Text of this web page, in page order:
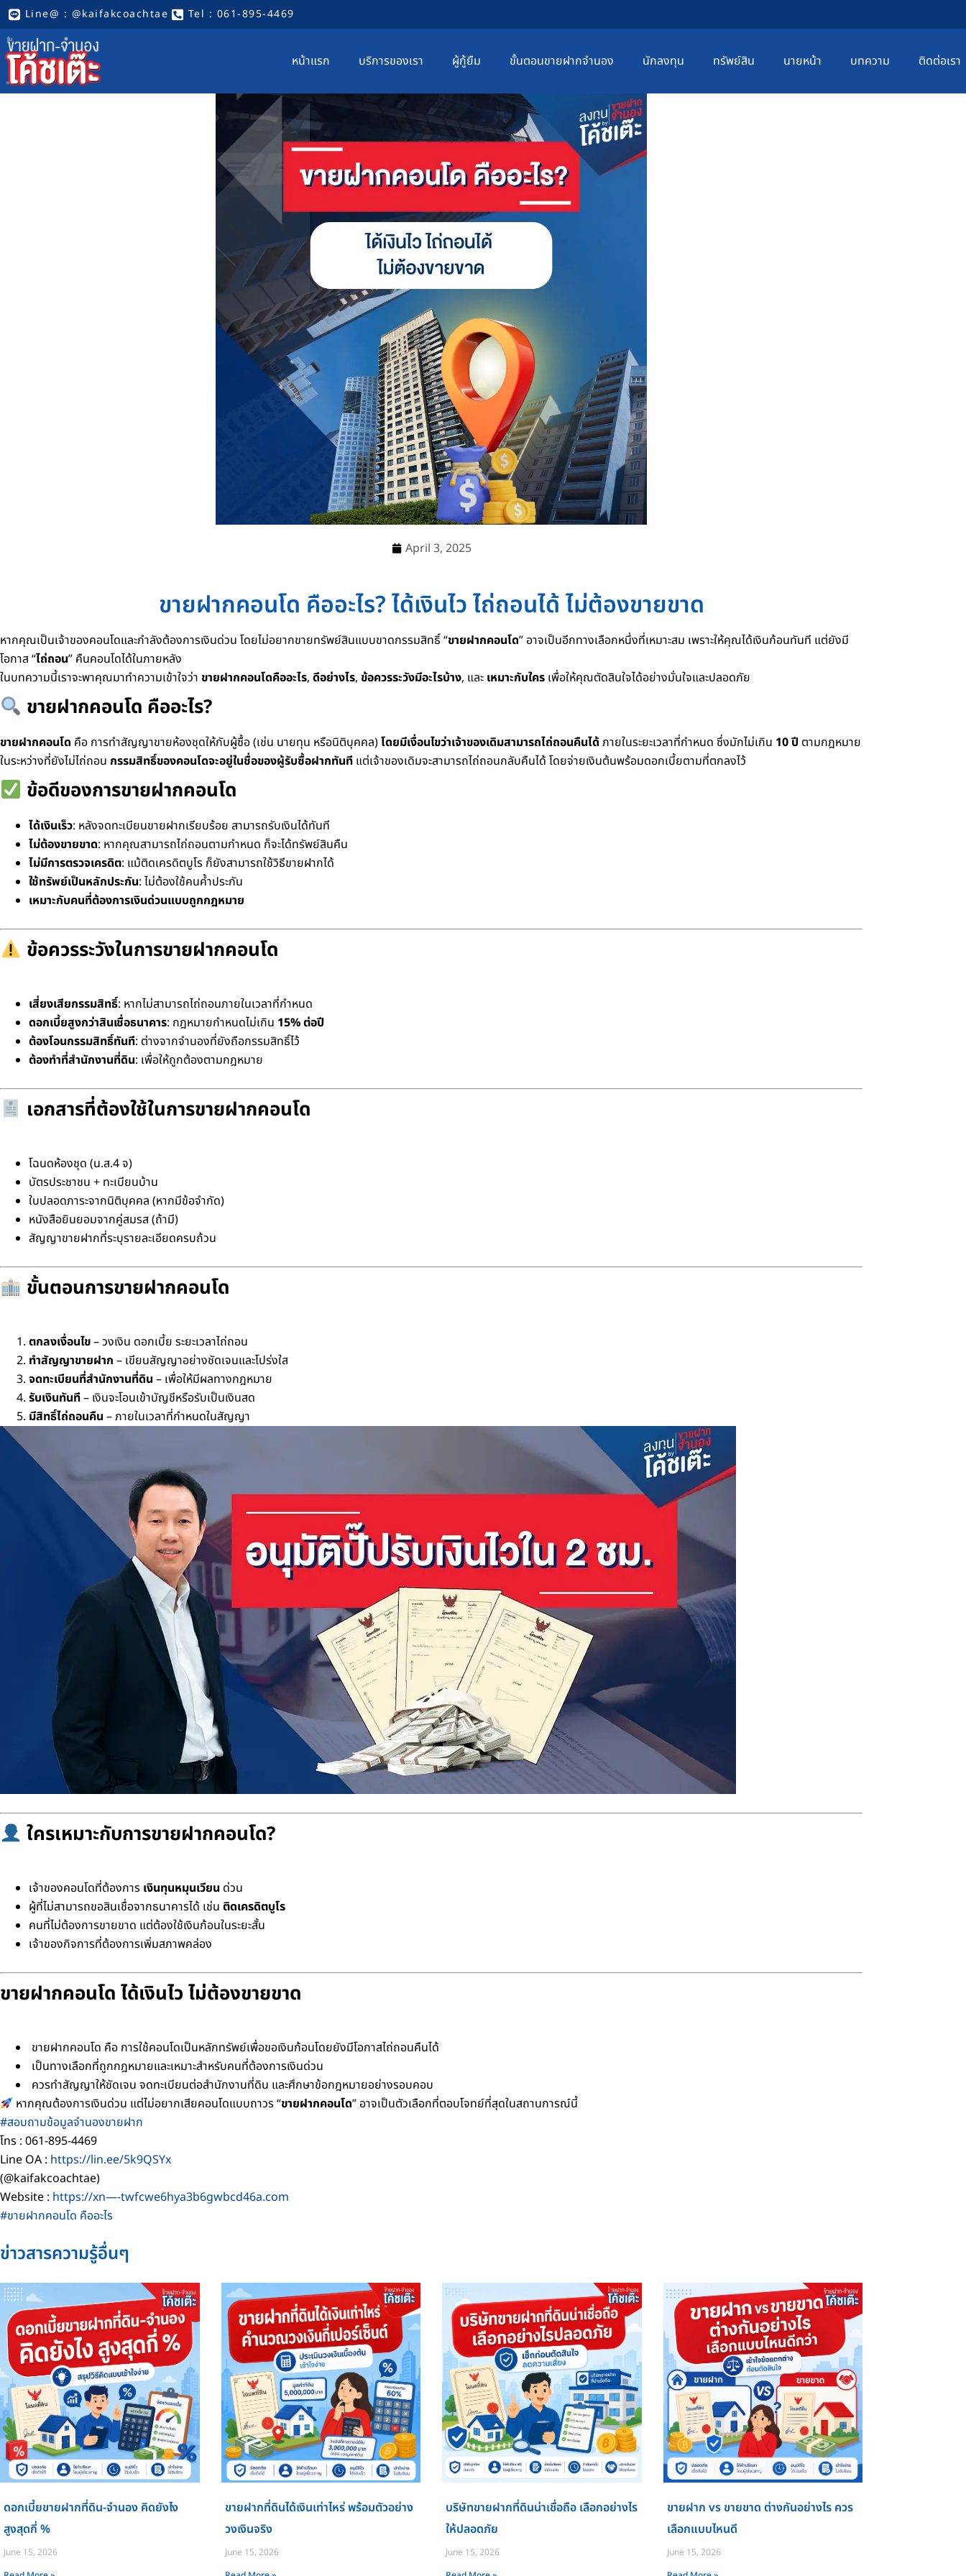
Line@ : @kaifakcoachtae Tel : 061-895-4469
หน้าแรก บริการของเรา ผู้กู้ยืม ขั้นตอนขายฝากจำนอง นักลงทุน ทรัพย์สิน นายหน้า บทความ ติดต่อเรา
April 3, 2025
ขายฝากคอนโด คืออะไร? ได้เงินไว ไถ่ถอนได้ ไม่ต้องขายขาด
หากคุณเป็นเจ้าของคอนโดและกำลังต้องการเงินด่วน โดยไม่อยากขายทรัพย์สินแบบขาดกรรมสิทธิ์ “ขายฝากคอนโด” อาจเป็นอีกทางเลือกหนึ่งที่เหมาะสม เพราะให้คุณได้เงินก้อนทันที แต่ยังมี
โอกาส “ไถ่ถอน” คืนคอนโดได้ในภายหลัง
ในบทความนี้เราจะพาคุณมาทำความเข้าใจว่า ขายฝากคอนโดคืออะไร, ดีอย่างไร, ข้อควรระวังมีอะไรบ้าง, และ เหมาะกับใคร เพื่อให้คุณตัดสินใจได้อย่างมั่นใจและปลอดภัย
ขายฝากคอนโด คืออะไร?
ขายฝากคอนโด คือ การทำสัญญาขายห้องชุดให้กับผู้ซื้อ (เช่น นายทุน หรือนิติบุคคล)โดยมีเงื่อนไขว่าเจ้าของเดิมสามารถไถ่ถอนคืนได้ภายในระยะเวลาที่กำหนด ซึ่งมักไม่เกิน 10 ปี ตามกฎหมาย
ในระหว่างที่ยังไม่ไถ่ถอน กรรมสิทธิ์ของคอนโดจะอยู่ในชื่อของผู้รับซื้อฝากทันที แต่เจ้าของเดิมจะสามารถไถ่ถอนกลับคืนได้ โดยจ่ายเงินต้นพร้อมดอกเบี้ยตามที่ตกลงไว้
ข้อดีของการขายฝากคอนโด
ได้เงินเร็ว: หลังจดทะเบียนขายฝากเรียบร้อย สามารถรับเงินได้ทันที
ไม่ต้องขายขาด: หากคุณสามารถไถ่ถอนตามกำหนด ก็จะได้ทรัพย์สินคืน
ไม่มีการตรวจเครดิต: แม้ติดเครดิตบูโร ก็ยังสามารถใช้วิธีขายฝากได้
ใช้ทรัพย์เป็นหลักประกัน: ไม่ต้องใช้คนค้ำประกัน
เหมาะกับคนที่ต้องการเงินด่วนแบบถูกกฎหมาย
ข้อควรระวังในการขายฝากคอนโด
เสี่ยงเสียกรรมสิทธิ์: หากไม่สามารถไถ่ถอนภายในเวลาที่กำหนด
ดอกเบี้ยสูงกว่าสินเชื่อธนาคาร: กฎหมายกำหนดไม่เกิน 15% ต่อปี
ต้องโอนกรรมสิทธิ์ทันที: ต่างจากจำนองที่ยังถือกรรมสิทธิ์ไว้
ต้องทำที่สำนักงานที่ดิน: เพื่อให้ถูกต้องตามกฎหมาย
เอกสารที่ต้องใช้ในการขายฝากคอนโด
โฉนดห้องชุด (น.ส.4 จ)
บัตรประชาชน + ทะเบียนบ้าน
ใบปลอดภาระจากนิติบุคคล (หากมีข้อจำกัด)
หนังสือยินยอมจากคู่สมรส (ถ้ามี)
สัญญาขายฝากที่ระบุรายละเอียดครบถ้วน
ขั้นตอนการขายฝากคอนโด
ตกลงเงื่อนไข– วงเงิน ดอกเบี้ย ระยะเวลาไถ่ถอน
ทำสัญญาขายฝาก – เขียนสัญญาอย่างชัดเจนและโปร่งใส
จดทะเบียนที่สำนักงานที่ดิน – เพื่อให้มีผลทางกฎหมาย
รับเงินทันที– เงินจะโอนเข้าบัญชีหรือรับเป็นเงินสด
มีสิทธิ์ไถ่ถอนคืน – ภายในเวลาที่กำหนดในสัญญา
ใครเหมาะกับการขายฝากคอนโด?
เจ้าของคอนโดที่ต้องการ เงินทุนหมุนเวียน ด่วน
ผู้ที่ไม่สามารถขอสินเชื่อจากธนาคารได้ เช่น ติดเครดิตบูโร
คนที่ไม่ต้องการขายขาด แต่ต้องใช้เงินก้อนในระยะสั้น
เจ้าของกิจการที่ต้องการเพิ่มสภาพคล่อง
ขายฝากคอนโด ได้เงินไว ไม่ต้องขายขาด
ขายฝากคอนโด คือ การใช้คอนโดเป็นหลักทรัพย์เพื่อขอเงินก้อนโดยยังมีโอกาสไถ่ถอนคืนได้
เป็นทางเลือกที่ถูกกฎหมายและเหมาะสำหรับคนที่ต้องการเงินด่วน
ควรทำสัญญาให้ชัดเจน จดทะเบียนต่อสำนักงานที่ดิน และศึกษาข้อกฎหมายอย่างรอบคอบ
หากคุณต้องการเงินด่วน แต่ไม่อยากเสียคอนโดแบบถาวร “ขายฝากคอนโด” อาจเป็นตัวเลือกที่ตอบโจทย์ที่สุดในสถานการณ์นี้
#สอบถามข้อมูลจำนองขายฝาก
โทร : 061-895-4469
Line OA : https://lin.ee/5k9QSYx
(@kaifakcoachtae)
Website : https://xn—-twfcwe6hya3b6gwbcd46a.com
#ขายฝากคอนโด คืออะไร
ข่าวสารความรู้อื่นๆ
ดอกเบี้ยขายฝากที่ดิน-จำนอง คิดยังไง
สูงสุดกี่ %
June 15, 2026
ขายฝากที่ดินได้เงินเท่าไหร่ พร้อมตัวอย่าง
วงเงินจริง
June 15, 2026
บริษัทขายฝากที่ดินน่าเชื่อถือ เลือกอย่างไร
ให้ปลอดภัย
June 15, 2026
ขายฝาก vs ขายขาด ต่างกันอย่างไร ควร
เลือกแบบไหนดี
June 15, 2026